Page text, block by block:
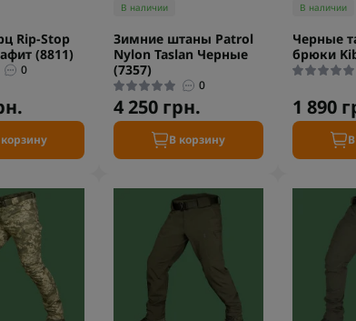
Rip-Stop
(8811)
0
В наличии
Зимние штаны Patrol
Nylon Taslan Черные
(7357)
0
4 250 грн.
В корзину
В наличии
Черные
брюки
1 890